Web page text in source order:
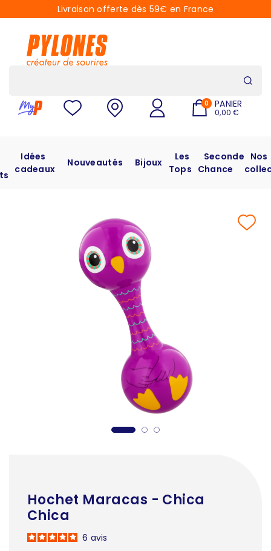
Livraison offerte dès 59€ en France
0 PANIER
0,00 €
Idées
cadeaux
Nouveautés Bijoux
Les
Tops
Seconde
Chance
Nos
Hochet Maracas - Chica
Chica
6 avis